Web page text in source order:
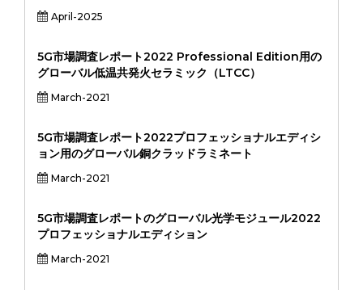
プ、ミキサー、発振器、アンテナ）、周波数帯域（サブ
6 GHz、MMWave）、アプリケーション（通信インフ
車、自動車）、および地域分析、地域分析
April-2025
5G市場調査レポート2022 Professional Edition用の
グローバル低温共発火セラミック（LTCC）
March-2021
5G市場調査レポート2022プロフェッショナルエディシ
ョン用のグローバル銅クラッドラミネート
March-2021
5G市場調査レポートのグローバル光学モジュール2022
プロフェッショナルエディション
March-2021